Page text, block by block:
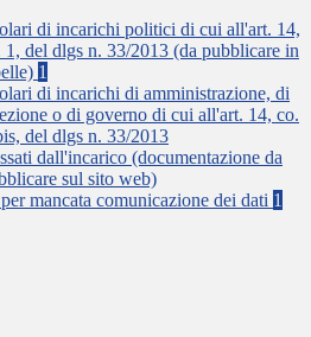
di incarichi politici di cui all'art. 14,
1, del dlgs n. 33/2013 (da pubblicare in
1
di incarichi di amministrazione, di
o di governo di cui all'art. 14, co.
del dlgs n. 33/2013
dall'incarico (documentazione da
sul sito web)
mancata comunicazione dei dati 1